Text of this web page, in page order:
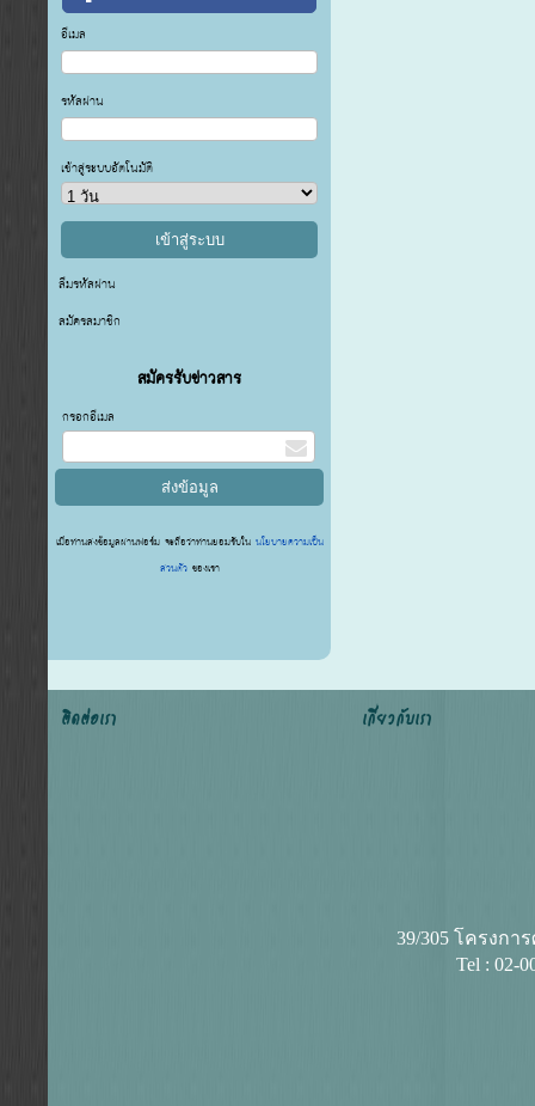
อีเมล
รหัสผ่าน
เข้าสู่ระบบอัตโนมัติ
ลืมรหัสผ่าน
สมัครสมาชิก
สมัครรับข่าวสาร
กรอกอีเมล
เมื่อท่านส่งข้อมูลผ่านฟอร์ม จะถือว่าท่านยอมรับในนโยบายความเป็น
ส่วนตัว ของเรา
ติดต่อเรา เกี่ยวกับเรา
39/305 โครงก
Tel : 02-